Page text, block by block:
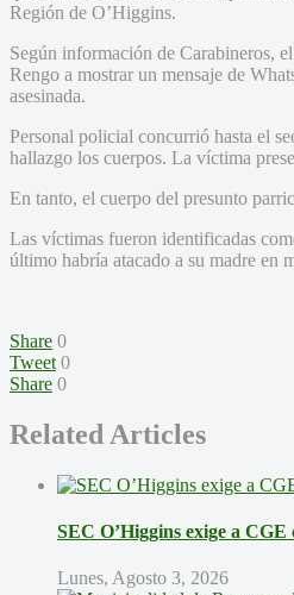
Región de O’Higgins.
Según información de Carabineros,
Rengo a mostrar un mensaje de
asesinada.
Personal policial concurrió hasta el
hallazgo los cuerpos. La víctima
En tanto, el cuerpo del presunto
Las víctimas fueron identificadas
último habría atacado a su madre en
Share 0
Tweet 0
Share 0
Related Articles
SEC O’Higgins exige a
Lunes, Agosto 3, 2026